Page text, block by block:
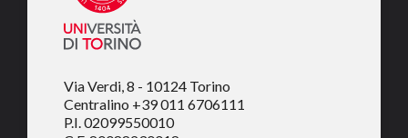
Via Verdi, 8 - 10124 Torino
Centralino +39 011 6706111
P.I. 02099550010